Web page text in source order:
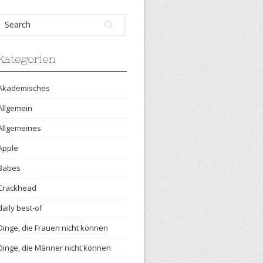
best-of
die Frauen nicht können
die Männer nicht können